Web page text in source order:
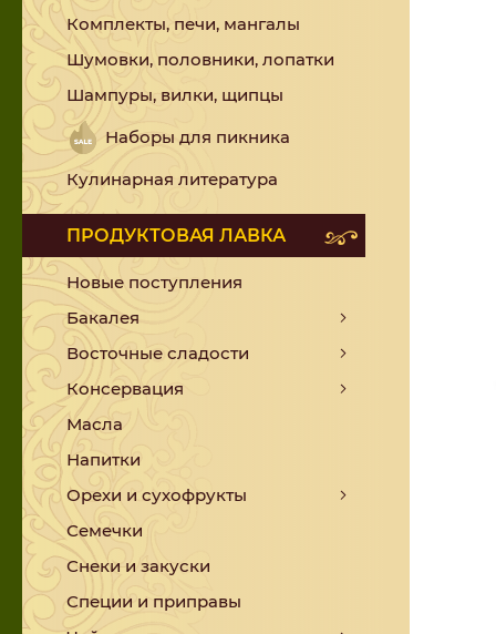
Комплекты, печи, мангалы
Шумовки, половники, лопатки
Шампуры, вилки, щипцы
Наборы для пикника
Кулинарная литература
ПРОДУКТОВАЯ ЛАВКА
Новые поступления
Бакалея
Восточные сладости
Консервация
Масла
Напитки
Орехи и сухофрукты
Семечки
Снеки и закуски
Специи и приправы